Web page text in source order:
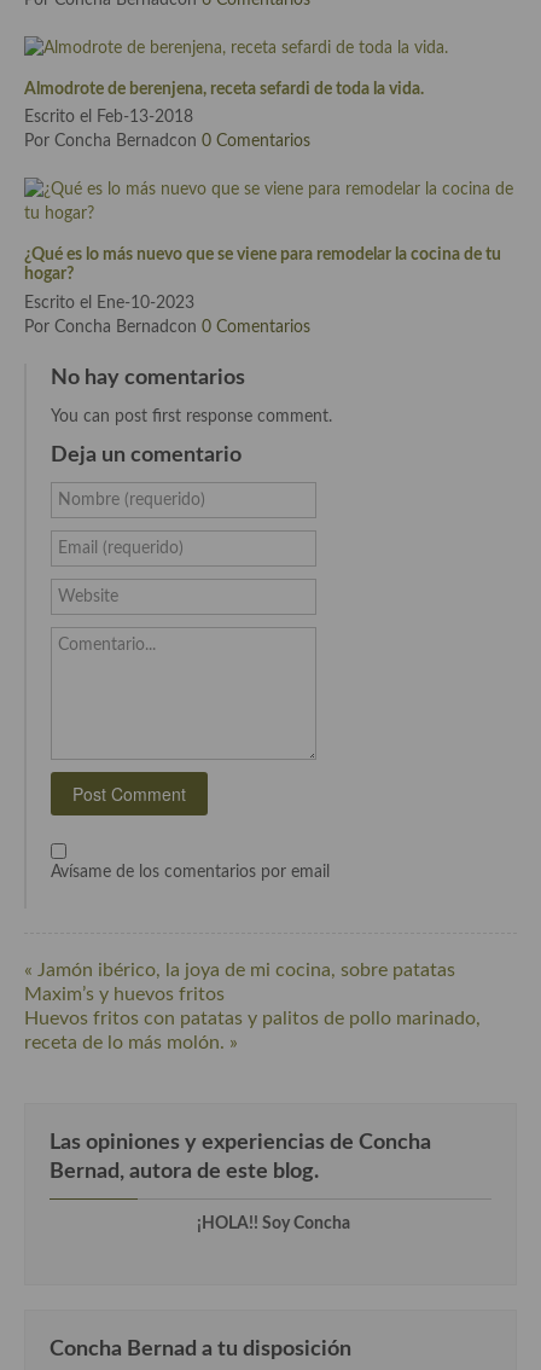
Cocina callejera
Cocina fusión
Cocinas de España
Cocina Andaluza
Cocina Aragonesa
Cocina Asturiana
Cocina Balear
Cocina Castellana
Cocina Catalana
Cocina Extremeña
Cocina Gallega
Cocina Madrileña
Cocina Riojana
Cocina Vasca
Cocina Alemana
Cocina Austriaca
Cocina Bulgara
Cocina de Ucrania
Almodrote de berenjena, receta sefardi de toda la vida.
Escrito el Feb-13-2018
Por Concha Bernadcon 0 Comentarios
¿Qué es lo más nuevo que se viene para remodelar la cocina de tu
hogar?
Escrito el Ene-10-2023
Por Concha Bernadcon 0 Comentarios
No hay comentarios
You can post first response comment.
Deja un comentario
Nombre (requerido)
Email (requerido)
Website
Comentario...
Avísame de los comentarios por email
« Jamón ibérico, la joya de mi cocina, sobre patatas
Maxim’s y huevos fritos
Huevos fritos con patatas y palitos de pollo marinado,
receta de lo más molón. »
Las opiniones y experiencias de Concha
Bernad, autora de este blog.
¡HOLA!! Soy Concha
Concha Bernad a tu disposición